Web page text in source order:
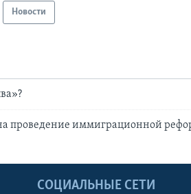
Новости
проведение иммиграционной
СОЦИАЛЬНЫЕ СЕТИ